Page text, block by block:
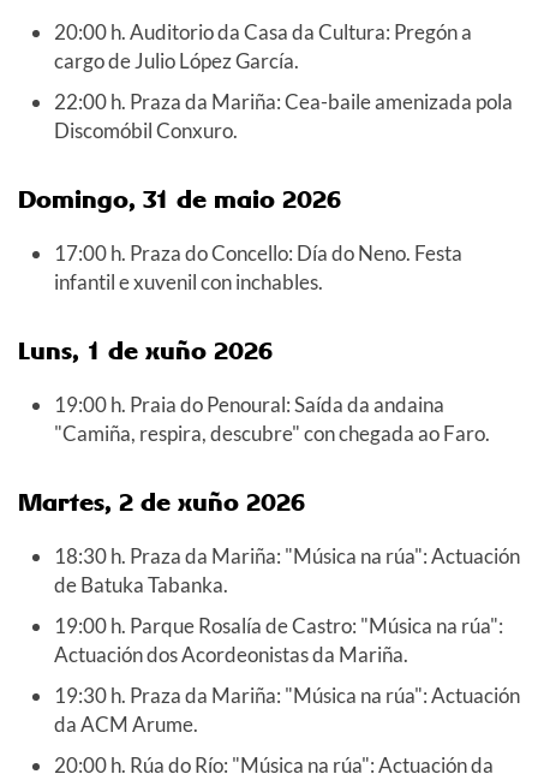
20:00 h. Auditorio da Casa da Cultura: Pregón a
cargo de Julio López García.
22:00 h. Praza da Mariña: Cea-baile amenizada pola
Discomóbil Conxuro.
Domingo, 31 de maio 2026
17:00 h. Praza do Concello: Día do Neno. Festa
infantil e xuvenil con inchables.
Luns, 1 de xuño 2026
19:00 h. Praia do Penoural: Saída da andaina
"Camiña, respira, descubre" con chegada ao Faro.
Martes, 2 de xuño 2026
18:30 h. Praza da Mariña: "Música na rúa": Actuación
de Batuka Tabanka.
19:00 h. Parque Rosalía de Castro: "Música na rúa":
Actuación dos Acordeonistas da Mariña.
19:30 h. Praza da Mariña: "Música na rúa": Actuación
da ACM Arume.
20:00 h. Rúa do Río: "Música na rúa": Actuación da